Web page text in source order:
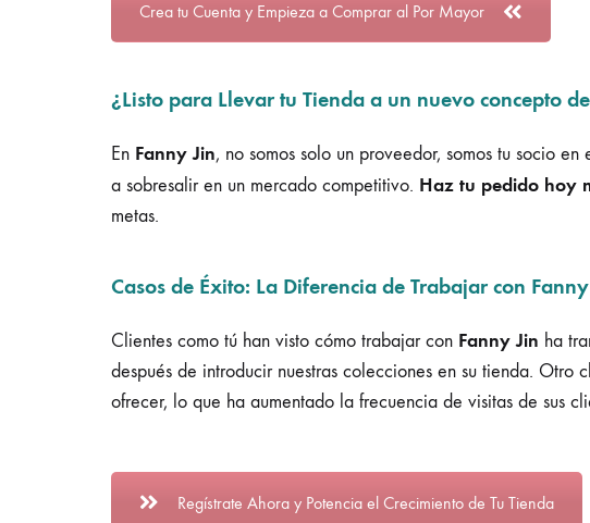
Crea tu Cuenta y Empieza a Comprar al Por Mayor
¿Listo para Llevar tu Tienda a un nuevo concepto
En Fanny Jin, no somos solo un proveedor, somos tu socio
a sobresalir en un mercado competitivo. Haz tu pedido hoy
metas.
Casos de Éxito: La Diferencia de Trabajar con
Clientes como tú han visto cómo trabajar con Fanny Jin ha
después de introducir nuestras colecciones en su tienda.
ofrecer, lo que ha aumentado la frecuencia de visitas de sus
Regístrate Ahora y Potencia el Crecimiento de Tu Tienda